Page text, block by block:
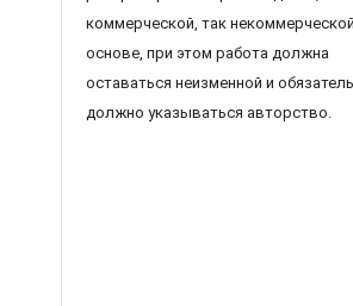
коммерческой, так некоммерческой
основе, при этом работа должна
оставаться неизменной и
должно указываться авторство.